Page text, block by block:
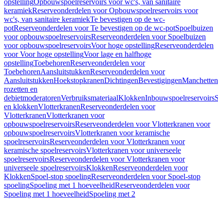
opstellingOpbouwspoelreservoirs voor wc's, van sanitaire
keramiekReserveonderdelen voor Opbouwspoelreservoirs voor
wc's, van sanitaire keramiekTe bevestigen op de wc-
potReserveonderdelen voor Te bevestigen op de wc-potSpoelbuizen
voor opbouwspoelreservoirsReserveonderdelen voor Spoelbuizen
voor opbouwspoelreservoirsVoor hoge opstellingReserveonderdelen
voor Voor hoge opstellingVoor lage en halfhoge
opstellingToebehorenReserveonderdelen voor
ToebehorenAansluitstukkenReserveonderdelen voor
AansluitstukkenHoekstopkranenDichtingenBevestigingenManchetten
rozetten en
debietmoderatorenVerbruiksmateriaalKlokkenInbouwspoelreservoirs
en klokkenVlotterkranenReserveonderdelen voor
VlotterkranenVlotterkranen voor
opbouwspoelreservoirsReserveonderdelen voor Vlotterkranen voor
opbouwspoelreservoirsVlotterkranen voor keramische
spoelreservoirsReserveonderdelen voor Vlotterkranen voor
keramische spoelreservoirsVlotterkranen voor universeele
spoelreservoirsReserveonderdelen voor Vlotterkranen voor
universeele spoelreservoirsKlokkenReserveonderdelen voor
KlokkenSpoel-stop spoelingReserveonderdelen voor Spoel-stop
spoelingSpoeling met 1 hoeveelheidReserveonderdelen voor
Spoeling met 1 hoeveelheidSpoeling met 2